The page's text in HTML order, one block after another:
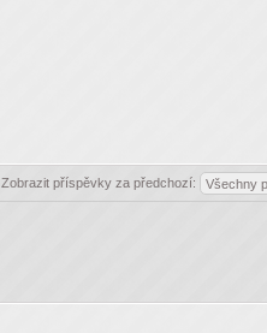
Zobrazit příspěvky za předchozí: